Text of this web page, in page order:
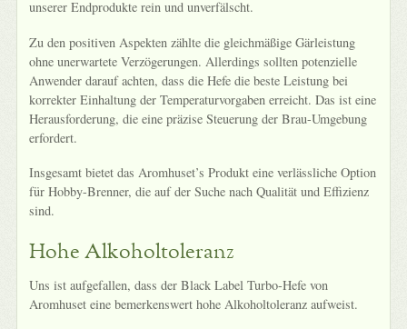
unserer Endprodukte rein und unverfälscht.
Zu den positiven Aspekten zählte die gleichmäßige Gärleistung
ohne unerwartete Verzögerungen. Allerdings sollten potenzielle
Anwender darauf achten, dass die Hefe die beste Leistung bei
korrekter Einhaltung der Temperaturvorgaben erreicht. Das ist eine
Herausforderung, die eine präzise Steuerung der Brau-Umgebung
erfordert.
Insgesamt bietet das Aromhuset’s Produkt eine verlässliche Option
für Hobby-Brenner, die auf der Suche nach Qualität und Effizienz
sind.
Hohe Alkoholtoleranz
Uns ist aufgefallen, dass der Black Label Turbo-Hefe von
Aromhuset eine bemerkenswert hohe Alkoholtoleranz aufweist.